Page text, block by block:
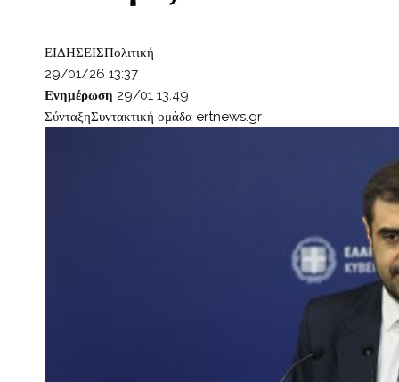
ΕΙΔΗΣΕΙΣΠολιτική
29/01/26 13:37
Ενημέρωση 29/01 13:49
ΣύνταξηΣυντακτική ομάδα ertnews.gr